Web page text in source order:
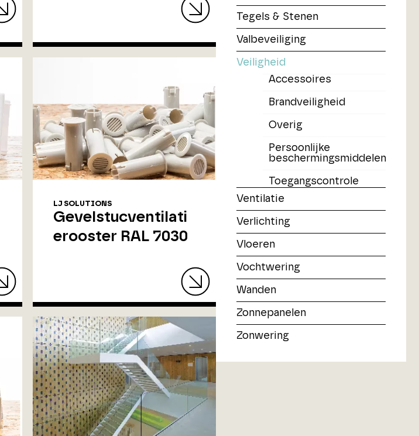
Tegels & Stenen
Valbeveiliging
Veiligheid
Accessoires
Brandveiligheid
Overig
Persoonlijke
beschermingsmiddelen
Toegangscontrole
Ventilatie
Verlichting
Vloeren
Vochtwering
Wanden
Zonnepanelen
Zonwering
LJ SOLUTIONS
Gevelstucventilati
erooster RAL 7030